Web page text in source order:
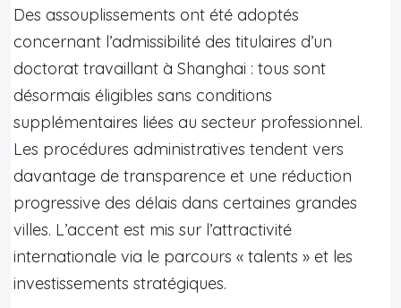
Des assouplissements ont été adoptés
concernant l’admissibilité des titulaires d’un
doctorat travaillant à Shanghai : tous sont
désormais éligibles sans conditions
supplémentaires liées au secteur professionnel.
Les procédures administratives tendent vers
davantage de transparence et une réduction
progressive des délais dans certaines grandes
villes. L’accent est mis sur l’attractivité
internationale via le parcours « talents » et les
investissements stratégiques.